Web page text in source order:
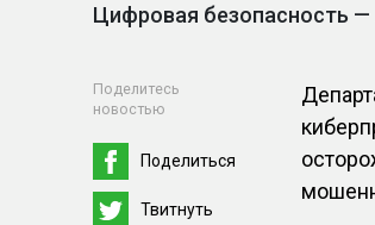
Цифровая безопасность —
Поделитесь
новостью
Поделиться
Твитнуть